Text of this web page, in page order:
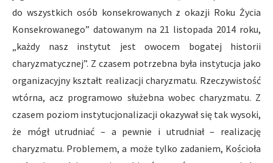
do wszystkich osób konsekrowanych z okazji Roku Życia
Konsekrowanego” datowanym na 21 listopada 2014 roku,
„każdy nasz instytut jest owocem bogatej historii
charyzmatycznej”. Z czasem potrzebna była instytucja jako
organizacyjny kształt realizacji charyzmatu. Rzeczywistość
wtórna, acz programowo służebna wobec charyzmatu. Z
czasem poziom instytucjonalizacji okazywał się tak wysoki,
że mógł utrudniać – a pewnie i utrudniał – realizację
charyzmatu. Problemem, a może tylko zadaniem, Kościoła